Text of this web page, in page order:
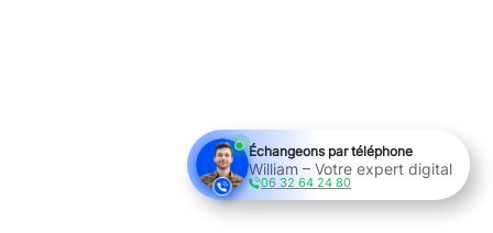
Échangeons par téléphone
William – Votre expert digital
06 32 64 24 80